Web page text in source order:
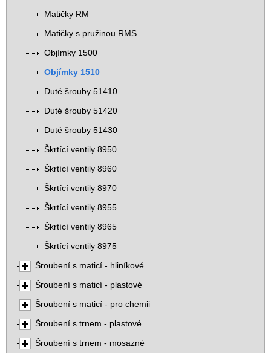
Matičky RM
Matičky s pružinou RMS
Objímky 1500
Objímky 1510
Duté šrouby 51410
Duté šrouby 51420
Duté šrouby 51430
Škrtící ventily 8950
Škrtící ventily 8960
Škrtící ventily 8970
Škrtící ventily 8955
Škrtící ventily 8965
Škrtící ventily 8975
Šroubení s maticí - hliníkové
Šroubení s maticí - plastové
Šroubení s maticí - pro chemii
Šroubení s trnem - plastové
Šroubení s trnem - mosazné